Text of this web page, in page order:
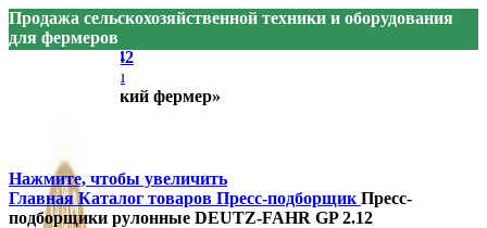
Продажа сельскохозяйственной техники и оборудования
для фермеров
+7 905 074-74-42
sibfermer@bk.ru
ООО «Сибирский фермер»
Нажмите, чтобы увеличить
ГлавнаяКаталог товаров Пресс-подборщик Пресс-
подборщики рулонные DEUTZ-FAHR GP 2.12